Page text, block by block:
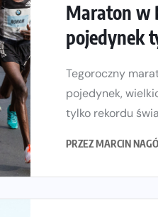
Maraton w
pojedynek
Tegoroczny
pojedynek,
tylko rekordu
PRZEZMARCIN